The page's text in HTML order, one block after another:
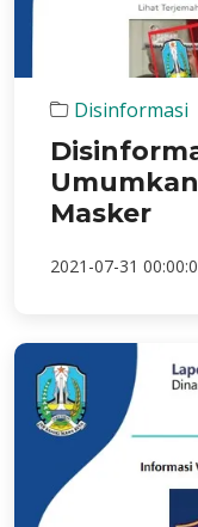
Disinformasi
Masker
2021-07-31